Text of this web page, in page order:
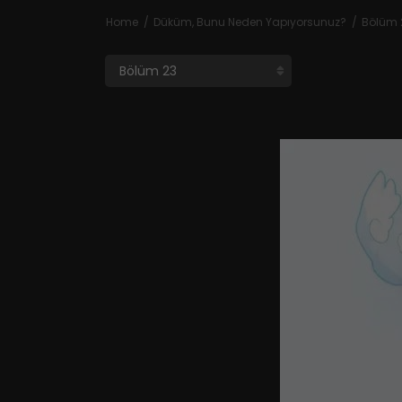
Home Düküm, Bunu Neden Yapıyorsunuz? Bölüm